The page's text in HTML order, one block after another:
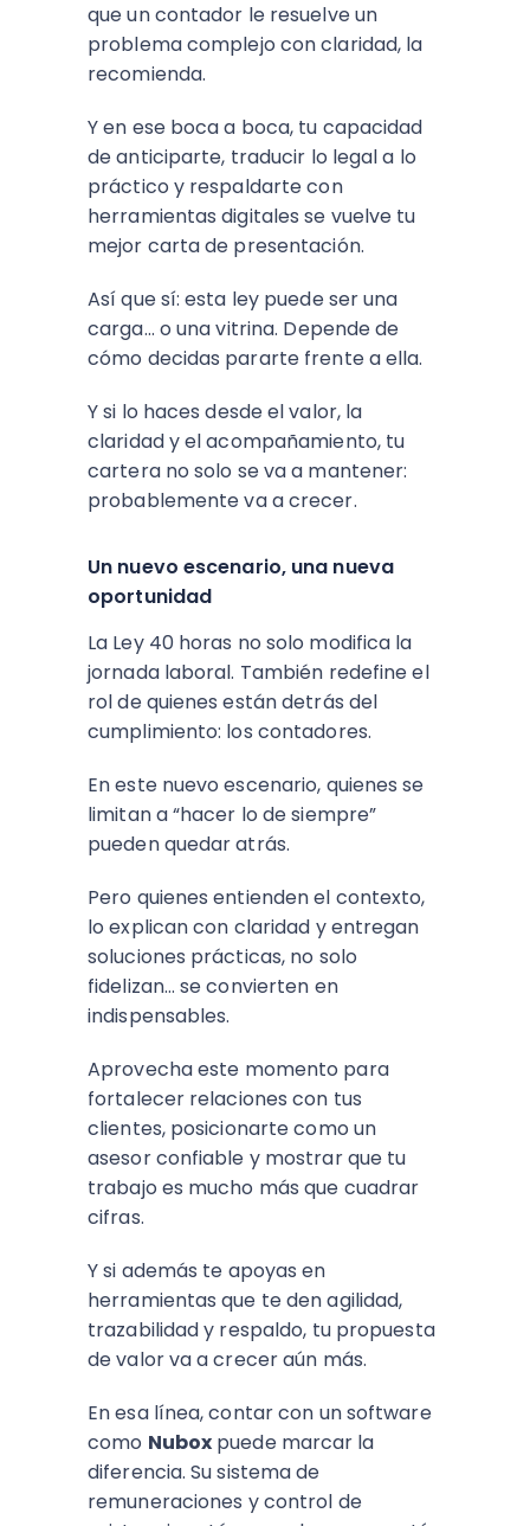
que un contador le resuelve un
problema complejo con claridad, la
recomienda.
Y en ese boca a boca, tu capacidad
de anticiparte, traducir lo legal a lo
práctico y respaldarte con
herramientas digitales se vuelve tu
mejor carta de presentación.
Así que sí: esta ley puede ser una
carga... o una vitrina. Depende de
cómo decidas pararte frente a ella.
Y si lo haces desde el valor, la
claridad y el acompañamiento, tu
cartera no solo se va a mantener:
probablemente va a crecer.
Un nuevo escenario, una nueva
oportunidad
La Ley 40 horas no solo modifica la
jornada laboral. También redefine el
rol de quienes están detrás del
cumplimiento: los contadores.
En este nuevo escenario, quienes se
limitan a “hacer lo de siempre”
pueden quedar atrás.
Pero quienes entienden el contexto,
lo explican con claridad y entregan
soluciones prácticas, no solo
fidelizan… se convierten en
indispensables.
Aprovecha este momento para
fortalecer relaciones con tus
clientes, posicionarte como un
asesor confiable y mostrar que tu
trabajo es mucho más que cuadrar
cifras.
Y si además te apoyas en
herramientas que te den agilidad,
trazabilidad y respaldo, tu propuesta
de valor va a crecer aún más.
En esa línea, contar con un software
como Nubox puede marcar la
diferencia. Su sistema de
remuneraciones y control de